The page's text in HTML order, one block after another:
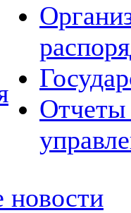
Отчеты
новости